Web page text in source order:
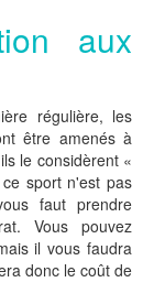
aux
régulière, les
être amenés à
le considèrent «
sport n'est pas
faut prendre
Vous pouvez
il vous faudra
donc le coût de